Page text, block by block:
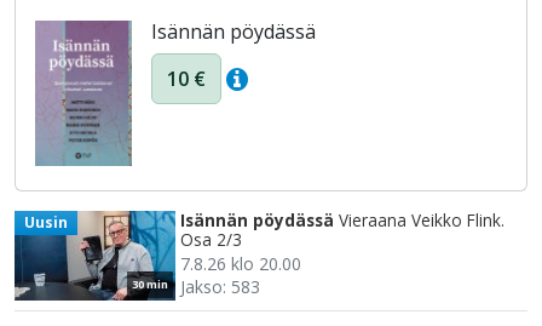
Isännän pöydässä
10 €
30 min
Uusin Isännän pöydässä Vieraana Veikko Flink.
Osa 2/3
7.8.26 klo 20.00
Jakso: 583